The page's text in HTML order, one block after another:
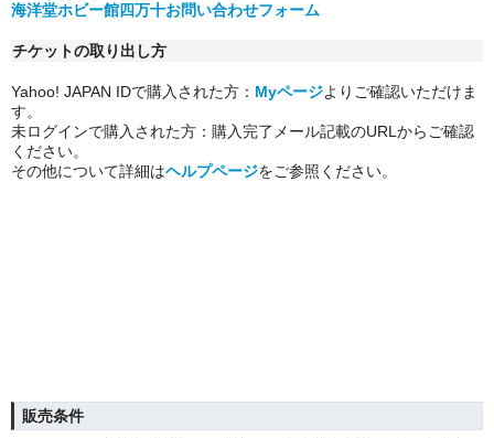
海洋堂ホビー館四万十お問い合わせフォーム
チケットの取り出し方
Yahoo! JAPAN IDで購入された方： Myページよりご確認いただけま
す。
未ログインで購入された方：購入完了メール記載のURLからご確認
ください。
その他について詳細はヘルプページをご参照ください。
販売条件